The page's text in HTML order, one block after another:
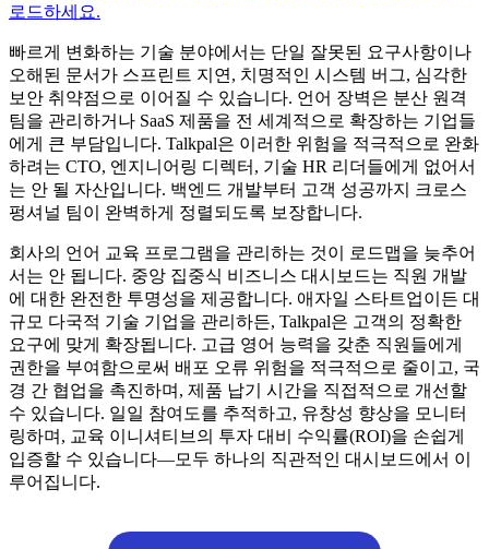
로드하세요.
빠르게 변화하는 기술 분야에서는 단일 잘못된 요구사항이나
오해된 문서가 스프린트 지연, 치명적인 시스템 버그, 심각한
보안 취약점으로 이어질 수 있습니다. 언어 장벽은 분산 원격
팀을 관리하거나 SaaS 제품을 전 세계적으로 확장하는 기업들
에게 큰 부담입니다. Talkpal은 이러한 위험을 적극적으로 완화
하려는 CTO, 엔지니어링 디렉터, 기술 HR 리더들에게 없어서
는 안 될 자산입니다. 백엔드 개발부터 고객 성공까지 크로스
펑셔널 팀이 완벽하게 정렬되도록 보장합니다.
회사의 언어 교육 프로그램을 관리하는 것이 로드맵을 늦추어
서는 안 됩니다. 중앙 집중식 비즈니스 대시보드는 직원 개발
에 대한 완전한 투명성을 제공합니다. 애자일 스타트업이든 대
규모 다국적 기술 기업을 관리하든, Talkpal은 고객의 정확한
요구에 맞게 확장됩니다. 고급 영어 능력을 갖춘 직원들에게
권한을 부여함으로써 배포 오류 위험을 적극적으로 줄이고, 국
경 간 협업을 촉진하며, 제품 납기 시간을 직접적으로 개선할
수 있습니다. 일일 참여도를 추적하고, 유창성 향상을 모니터
링하며, 교육 이니셔티브의 투자 대비 수익률(ROI)을 손쉽게
입증할 수 있습니다—모두 하나의 직관적인 대시보드에서 이
루어집니다.